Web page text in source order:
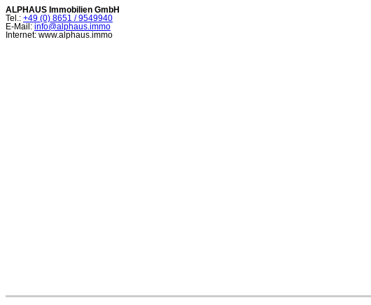
ALPHAUS Immobilien GmbH
Tel.: +49 (0) 8651 / 9549940
E-Mail: info@alphaus.immo
Internet: www.alphaus.immo